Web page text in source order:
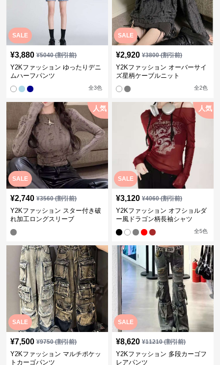
SALE
¥3,880 ¥5040(割引前)
Y2Kファッション ゆったりデニ
ムハーフパンツ
全3色
SALE
¥2,920 ¥3800(割引前)
Y2Kファッション オーバーサイ
ズ星柄ケーブルニット
全2色
SALE
人気
¥2,740 ¥3560(割引前)
Y2Kファッション スター付き破
れ加工ロングスリーブ
SALE
人気
¥3,120 ¥4060(割引前)
Y2Kファッション オフショルダ
ー風ドラゴン柄長袖シャツ
全5色
SALE
¥7,500 ¥9750(割引前)
Y2Kファッション マルチポケッ
トカーゴパンツ
SALE
¥8,620 ¥11210(割引前)
Y2Kファッション 多段カーゴフ
レアパンツ